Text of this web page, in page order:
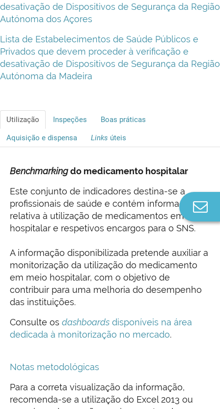
desativação de Dispositivos de Segurança da Região
Autónoma dos Açores
Lista de Estabelecimentos de Saúde Públicos e
Privados que devem proceder à verificação e
desativação de Dispositivos de Segurança da Região
Autónoma da Madeira
Utilização Inspeções Boas práticas
Aquisição e dispensa Links úteis
Benchmarkingdo medicamento hospitalar
Este conjunto de indicadores destina-se a
profissionais de saúde e contém informação
relativa à utilização de medicamentos em meio
hospitalar e respetivos encargos para o SNS.
A informação disponibilizada pretende auxiliar a
monitorização da utilização do medicamento
em meio hospitalar, com o objetivo de
contribuir para uma melhoria do desempenho
das instituições.
Consulte os dashboards disponíveis na área
dedicada à monitorização no mercado.
Notas metodológicas
Para a correta visualização da informação,
recomenda-se a utilização do Excel 2013 ou